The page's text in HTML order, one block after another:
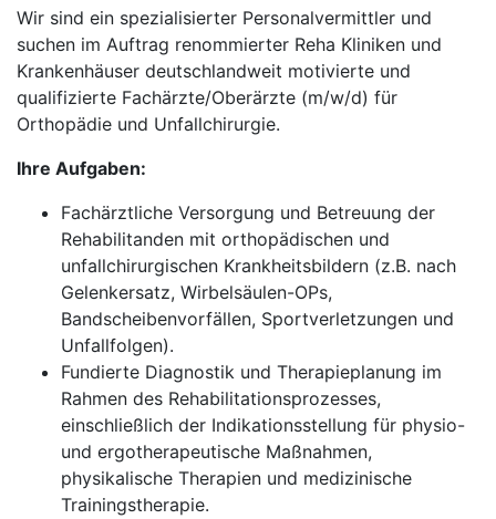
Wir sind ein spezialisierter Personalvermittler und
suchen im Auftrag renommierter Reha Kliniken und
Krankenhäuser deutschlandweit motivierte und
qualifizierte Fachärzte/Oberärzte (m/w/d) für
Orthopädie und Unfallchirurgie.
Ihre Aufgaben:
Fachärztliche Versorgung und Betreuung der
Rehabilitanden mit orthopädischen und
unfallchirurgischen Krankheitsbildern (z.B. nach
Gelenkersatz, Wirbelsäulen-OPs,
Bandscheibenvorfällen, Sportverletzungen und
Unfallfolgen).
Fundierte Diagnostik und Therapieplanung im
Rahmen des Rehabilitationsprozesses,
einschließlich der Indikationsstellung für physio-
und ergotherapeutische Maßnahmen,
physikalische Therapien und medizinische
Trainingstherapie.